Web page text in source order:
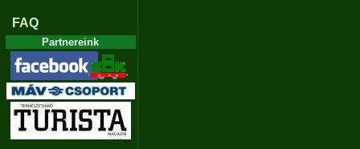
FAQ
Partnereink